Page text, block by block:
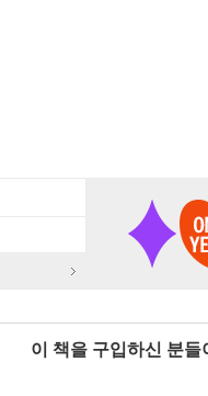
이 책을 구입하신 분